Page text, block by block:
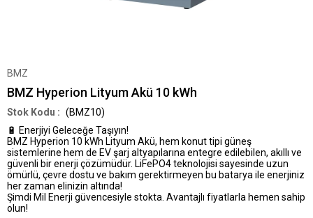
BMZ
BMZ Hyperion Lityum Akü 10 kWh
(BMZ10)
🔋 Enerjiyi Geleceğe Taşıyın!
BMZ Hyperion 10 kWh Lityum Akü, hem konut tipi güneş
sistemlerine hem de EV şarj altyapılarına entegre edilebilen, akıllı ve
güvenli bir enerji çözümüdür. LiFePO4 teknolojisi sayesinde uzun
ömürlü, çevre dostu ve bakım gerektirmeyen bu batarya ile enerjiniz
her zaman elinizin altında!
Şimdi Mil Enerji güvencesiyle stokta. Avantajlı fiyatlarla hemen sahip
olun!